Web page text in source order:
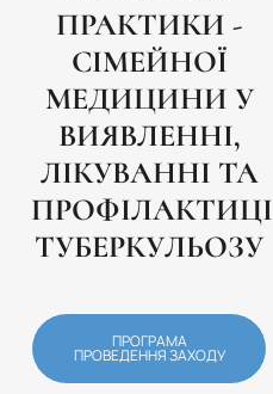
ПРАКТИКИ -
СІМЕЙНОЇ
МЕДИЦИНИ У
ВИЯВЛЕННІ,
ЛІКУВАННІ ТА
ПРОФІЛАКТИЦІ
ТУБЕРКУЛЬОЗУ
ПРОГРАМА
ПРОВЕДЕННЯ ЗАХОДУ